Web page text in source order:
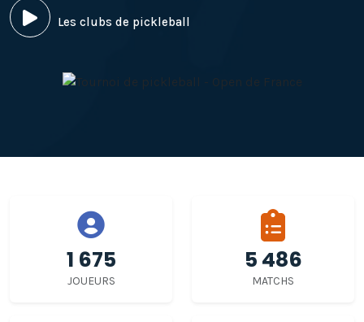
Les clubs de pickleball
1 675
JOUEURS
5 486
MATCHS